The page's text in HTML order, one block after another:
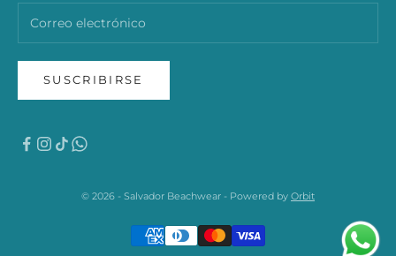
SUSCRIBIRSE
© 2026 - Salvador Beachwear - Powered by Orbit